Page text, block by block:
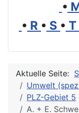
•
• R • S • T
Aktuelle Seite:
Umwelt
PLZ-Gebiet 5
A. + E.